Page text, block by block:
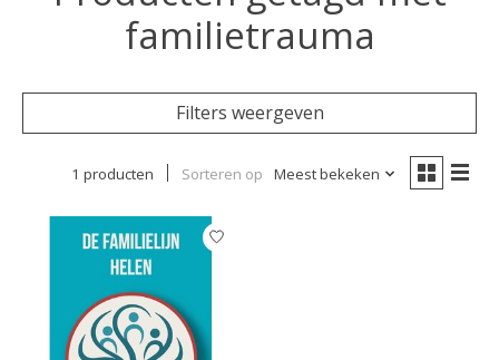
familietrauma
Filters weergeven
1 producten Sorteren op Meest bekeken